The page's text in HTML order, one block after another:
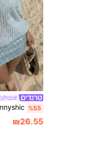
#מבולגן
%55
₪26.55